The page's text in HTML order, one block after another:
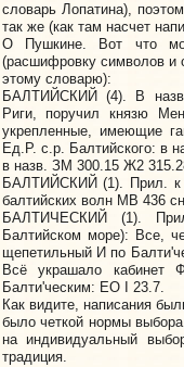
словарь Лопатина),
так же (как там насчет
О Пушкине. Вот что
(расшифровку символов и
этому словарю):
БАЛТИЙСКИЙ (4). В
Риги, поручил князю
укрепленные, имеющие
Ед.Р. с.р. Балтийского: в
в назв. ЗМ 300.15 Ж2
БАЛТИЙСКИЙ (1). Прил. к
балтийских волн МВ 436
БАЛТИЧЕСКИЙ (1).
Балтийском море): Все,
щепетильный И по
Всё украшало
Балти'ческим: ЕО I 23.7.
Как видите, написания
было четкой нормы
на индивидуальный
традиция.